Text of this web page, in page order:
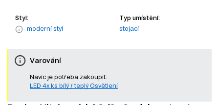
Styl:
moderní styl
Typ umístění:
stojací
Varování
Navíc je potřeba zakoupit:
LED 4x ks bílý / teplý Osvětlení